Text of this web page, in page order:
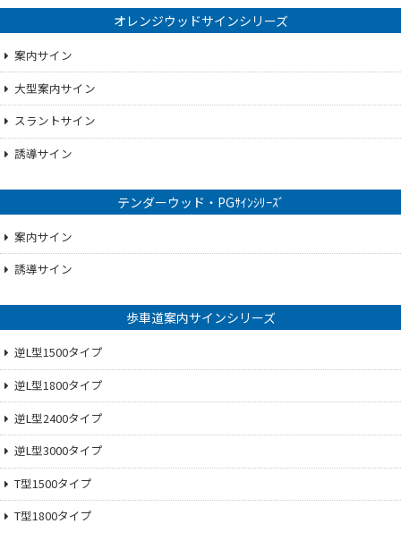
オレンジウッドサインシリーズ
案内サイン
大型案内サイン
スラントサイン
誘導サイン
テンダーウッド・PGｻｲﾝｼﾘｰｽﾞ
案内サイン
誘導サイン
歩車道案内サインシリーズ
逆L型1500タイプ
逆L型1800タイプ
逆L型2400タイプ
逆L型3000タイプ
T型1500タイプ
T型1800タイプ